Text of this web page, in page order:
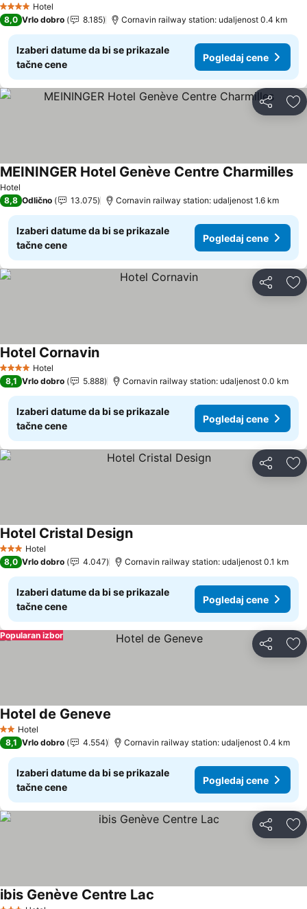
4 ZvezdiceHotel
8,0 Vrlo dobro 8.185 Cornavin railway station: udaljenost 0.4 km
Izaberi datume da bi se prikazale
tačne cene
Pogledaj cene
Deli
Hotel
MEININGER Hotel Genève Centre Charmilles
8,8 Odlično 13.075 Cornavin railway station: udaljenost 1.6 km
Izaberi datume da bi se prikazale
tačne cene
Pogledaj cene
Deli
4 ZvezdiceHotel
Hotel Cornavin
8,1 Vrlo dobro 5.888 Cornavin railway station: udaljenost 0.0 km
Izaberi datume da bi se prikazale
tačne cene
Pogledaj cene
Deli
3 Zvezdice
Hotel
Hotel Cristal Design
8,0 Vrlo dobro 4.047 Cornavin railway station: udaljenost 0.1 km
Izaberi datume da bi se prikazale
tačne cene
Pogledaj cene
Deli
Popularan izbor
2 Zvezdice
Hotel
Hotel de Geneve
8,1 Vrlo dobro 4.554 Cornavin railway station: udaljenost 0.4 km
Izaberi datume da bi se prikazale
tačne cene
Pogledaj cene
Deli
ibis Genève Centre Lac